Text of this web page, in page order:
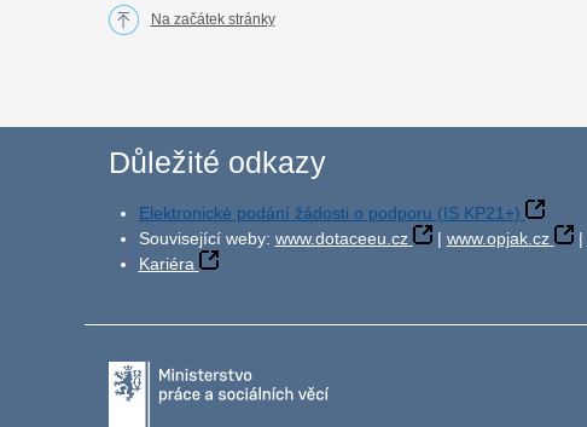
Na začátek stránky
Důležité odkazy
Elektronické podání žádosti o podporu (IS KP21+)
Související weby: www.dotaceeu.cz | www.opjak.cz |
Kariéra